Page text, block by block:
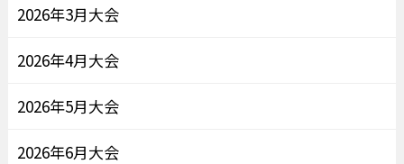
2026年3月大会
2026年4月大会
2026年5月大会
2026年6月大会